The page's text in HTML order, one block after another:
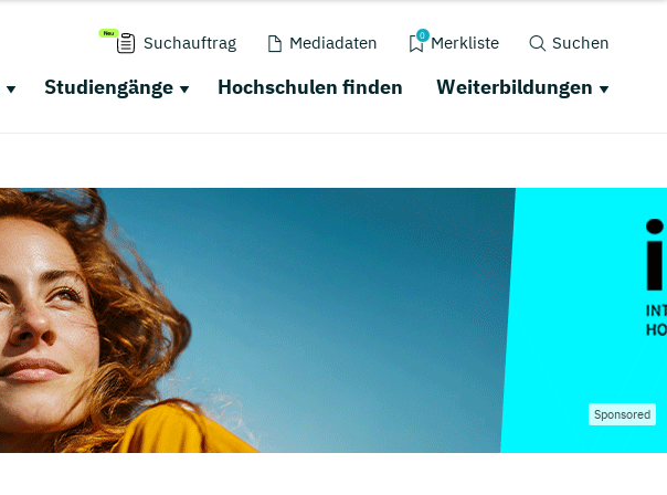
Suchauftrag Mediadaten 0 Merkliste Suchen
Studiengänge Hochschulen finden Weiterbildungen
Sponsored